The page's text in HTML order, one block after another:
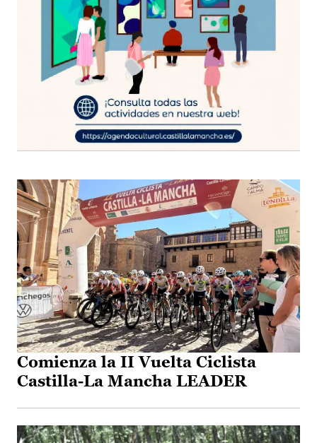
Comienza la II Vuelta Ciclista
Castilla-La Mancha LEADER